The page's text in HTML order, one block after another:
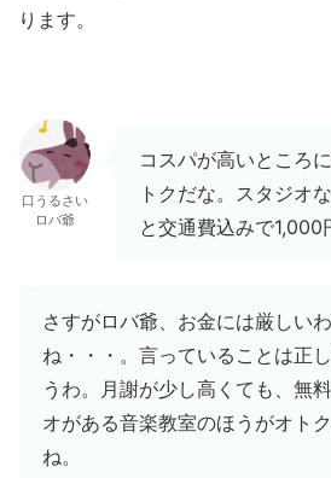
ります。
口うるさい
ロバ爺
コスパが高いところ
トクだな。スタジオ
と交通費込みで1,000
さすがロバ爺、お金には厳しいわ
ね・・・。言っていることは正
うわ。月謝が少し高くても、無
オがある音楽教室のほうがオト
ね。